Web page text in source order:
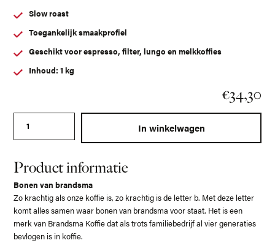
Slow roast
Toegankelijk smaakprofiel
Geschikt voor espresso, filter, lungo en melkkoffies
Inhoud: 1 kg
€34,30
In winkelwagen
Product informatie
Bonen van brandsma
Zo krachtig als onze koffie is, zo krachtig is de letter b. Met deze letter
komt alles samen waar bonen van brandsma voor staat. Het is een
merk van Brandsma Koffie dat als trots familiebedrijf al vier generaties
bevlogen is in koffie.